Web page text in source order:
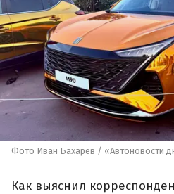
Фото Иван Бахарев / «Автоновости
Как выяснил